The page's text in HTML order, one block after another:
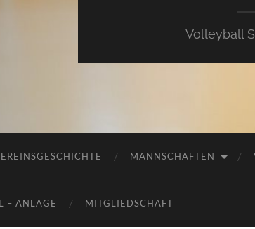
Volleyball
MANNSCHAFTEN
– ANLAGE MITGLIEDSCHAFT